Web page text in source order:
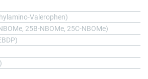
Valerophen)
25B-NBOMe, 25C-NBOMe)